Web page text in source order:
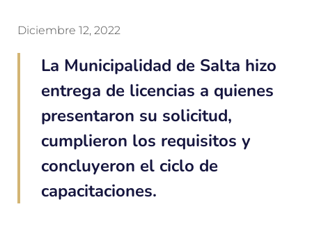
Diciembre 12, 2022
La Municipalidad de Salta hizo
entrega de licencias a quienes
presentaron su solicitud,
cumplieron los requisitos y
concluyeron el ciclo de
capacitaciones.